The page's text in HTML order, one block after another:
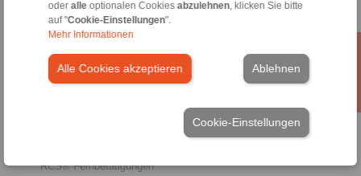
oder alleoptionalen Cookies abzulehnen, klicken Sie bitte
auf "Cookie-Einstellungen".
Mehr Informationen
Alle Cookies akzeptieren Ablehnen
Cookie-Einstellungen
Produkte
Übersicht
Freiläufe
Bremsen
Welle-Nabe-Verbindungen
RCS® Fernbetätigungen